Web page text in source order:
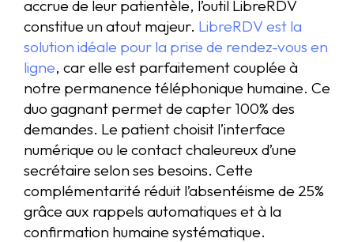
accrue de leur patientèle, l’outil LibreRDV
constitue un atout majeur. LibreRDV est la
solution idéale pour la prise de rendez-vous en
ligne, car elle est parfaitement couplée à
notre permanence téléphonique humaine. Ce
duo gagnant permet de capter 100% des
demandes. Le patient choisit l’interface
numérique ou le contact chaleureux d’une
secrétaire selon ses besoins. Cette
complémentarité réduit l’absentéisme de 25%
grâce aux rappels automatiques et à la
confirmation humaine systématique.